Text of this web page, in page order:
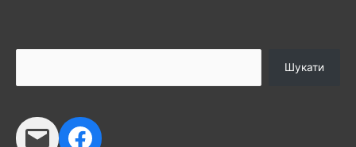
Шукати